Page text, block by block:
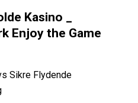
Kasino _
Enjoy the Game
Sikre Flydende